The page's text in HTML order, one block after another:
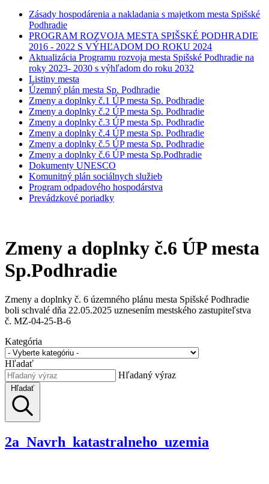
Zásady hospodárenia a nakladania s majetkom mesta Spišské
Podhradie
PROGRAM ROZVOJA MESTA SPIŠSKÉ PODHRADIE
2016 - 2022 S VÝHĽADOM DO ROKU 2024
Aktualizácia Programu rozvoja mesta Spišské Podhradie na
roky 2023- 2030 s výhľadom do roku 2032
Listiny mesta
Územný plán mesta Sp. Podhradie
Zmeny a doplnky č.1 ÚP mesta Sp. Podhradie
Zmeny a doplnky č.2 ÚP mesta Sp. Podhradie
Zmeny a doplnky č.3 ÚP mesta Sp. Podhradie
Zmeny a doplnky č.4 ÚP mesta Sp. Podhradie
Zmeny a doplnky č.5 ÚP mesta Sp. Podhradie
Zmeny a doplnky č.6 ÚP mesta Sp.Podhradie
Dokumenty UNESCO
Komunitný plán sociálnych služieb
Program odpadového hospodárstva
Prevádzkové poriadky
Zmeny a doplnky č.6 ÚP mesta
Sp.Podhradie
Zmeny a doplnky č. 6 územného plánu mesta Spišské Podhradie
boli schvalé dňa 22.05.2025 uznesením mestského zastupiteľstva
č. MZ-04-25-B-6
Kategória
Hľadať
Hľadaný výraz
Hľadať
2a_Navrh_katastralneho_uzemia